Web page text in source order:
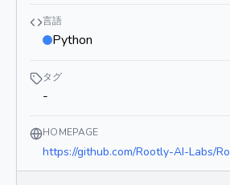
言語
Python
タグ
-
HOMEPAGE
https://github.com/Rootly-AI-Labs/